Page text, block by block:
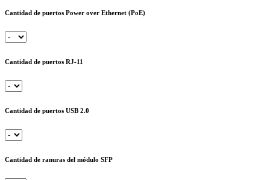
Cantidad de puertos Power over Ethernet (PoE)
Cantidad de puertos RJ-11
Cantidad de puertos USB 2.0
Cantidad de ranuras del módulo SFP